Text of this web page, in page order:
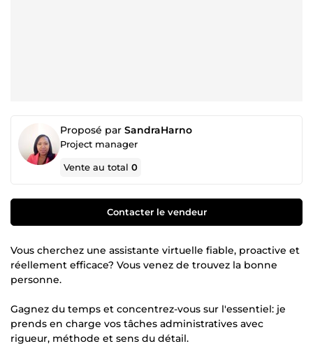
Proposé par SandraHarno
Project manager
Vente au total0
Contacter le vendeur
Vous cherchez une assistante virtuelle fiable, proactive et
réellement efficace? Vous venez de trouvez la bonne
personne.
Gagnez du temps et concentrez-vous sur l'essentiel: je
prends en charge vos tâches administratives avec
rigueur, méthode et sens du détail.